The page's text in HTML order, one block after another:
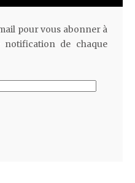
pour vous abonner à
de chaque